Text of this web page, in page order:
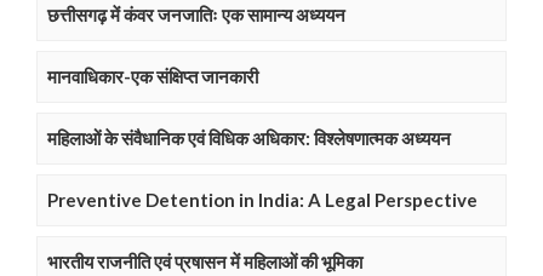
छत्तीसगढ़ में कंवर जनजातिः एक सामान्य अध्ययन
मानवाधिकार-एक संक्षिप्त जानकारी
महिलाओं के संवैधानिक एवं विधिक अधिकार: विश्लेषणात्मक अध्ययन
Preventive Detention in India: A Legal Perspective
भारतीय राजनीति एवं प्रषासन में महिलाओं की भूमिका